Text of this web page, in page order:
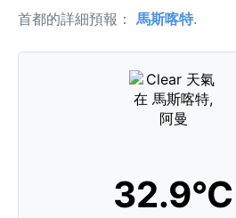
首都的詳細預報： 馬斯喀特.
32.9°C